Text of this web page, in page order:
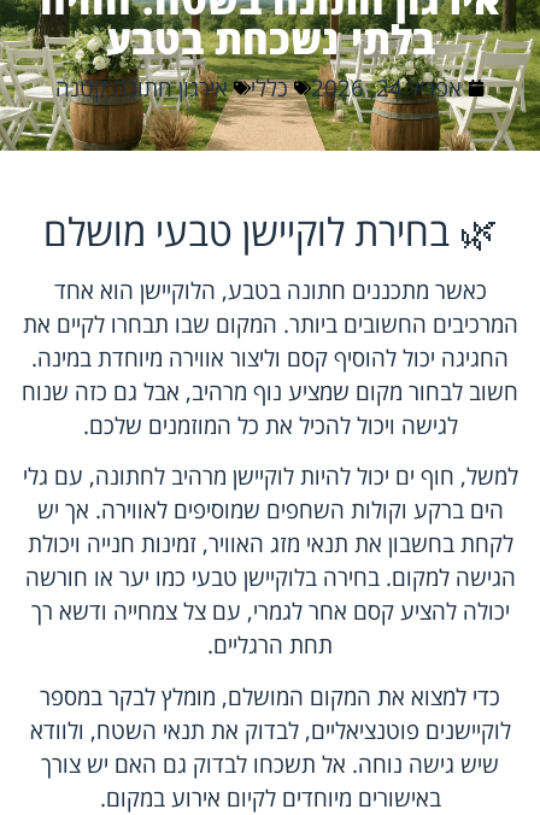
בלתי נשכחת בטבע
אפריל 24, 2026 כללי אירגון חתונה קטנה
🌿 בחירת לוקיישן טבעי מושלם
כאשר מתכננים חתונה בטבע, הלוקיישן הוא אחד
המרכיבים החשובים ביותר. המקום שבו תבחרו לקיים את
החגיגה יכול להוסיף קסם וליצור אווירה מיוחדת במינה.
חשוב לבחור מקום שמציע נוף מרהיב, אבל גם כזה שנוח
לגישה ויכול להכיל את כל המוזמנים שלכם.
למשל, חוף ים יכול להיות לוקיישן מרהיב לחתונה, עם גלי
הים ברקע וקולות השחפים שמוסיפים לאווירה. אך יש
לקחת בחשבון את תנאי מזג האוויר, זמינות חנייה ויכולת
הגישה למקום. בחירה בלוקיישן טבעי כמו יער או חורשה
יכולה להציע קסם אחר לגמרי, עם צל צמחייה ודשא רך
תחת הרגליים.
כדי למצוא את המקום המושלם, מומלץ לבקר במספר
לוקיישנים פוטנציאליים, לבדוק את תנאי השטח, ולוודא
שיש גישה נוחה. אל תשכחו לבדוק גם האם יש צורך
באישורים מיוחדים לקיום אירוע במקום.